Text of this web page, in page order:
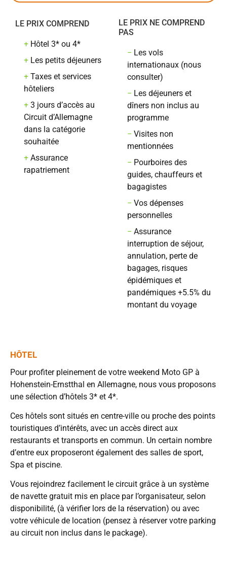
LE PRIX COMPREND
+ Hôtel 3* ou 4*
+ Les petits déjeuners
+ Taxes et services
hôteliers
+ 3 jours d’accès au
Circuit d’Allemagne
dans la catégorie
souhaitée
+ Assurance
rapatriement
LE PRIX NE COMPREND
PAS
− Les vols
internationaux (nous
consulter)
− ​Les déjeuners et
dîners non inclus au
programme
−Visites non
mentionnées
− Pourboires des
guides, chauffeurs et
bagagistes
−Vos dépenses
personnelles
−Assurance
interruption de séjour,
annulation, perte de
bagages, risques
épidémiques et
pandémiques +5.5% du
montant du voyage
HÔTEL
Pour profiter pleinement de votre weekend Moto GP à
Hohenstein-Ernstthal en Allemagne, nous vous proposons
une sélection d’hôtels 3* et 4*.
Ces hôtels sont situés en centre-ville ou proche des points
touristiques d’intérêts, avec un accès direct aux
restaurants et transports en commun. Un certain nombre
d’entre eux proposeront également des salles de sport,
Spa et piscine.
Vous rejoindrez facilement le circuit grâce à un système
de navette gratuit mis en place par l’organisateur, selon
disponibilité, (à vérifier lors de la réservation) ou avec
votre véhicule de location (pensez à réserver votre parking
au circuit non inclus dans le package).